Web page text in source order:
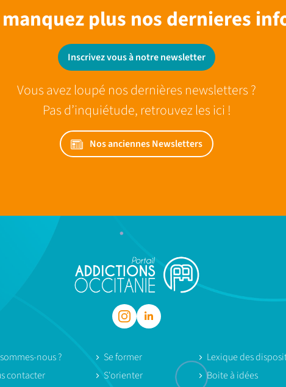
plus nos dernieres
Inscrivez vous à notre newsletter
Vous avez loupé nos dernières newsletters ?
Pas d’inquiétude, retrouvez les ici !
Nos anciennes Newsletters
nous ?
contacter
Se former
S'orienter
Lexique des
Boite à idées